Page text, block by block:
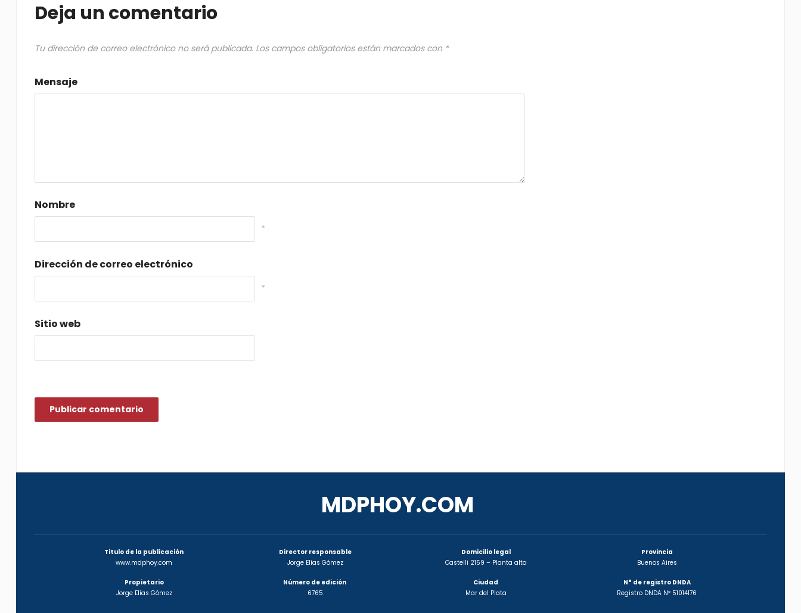
Deja un comentario
Tu dirección de correo electrónico no será publicada. Los campos obligatorios están marcados con *
Mensaje
Nombre
*
Dirección de correo electrónico
*
Sitio web
MDPHOY.COM
Titulo de la publicación
www.mdphoy.com
Propietario
Jorge Elías Gómez
Director responsable
Jorge Elías Gómez
Número de edición
6765
Domicilio legal
Castelli 2159 – Planta alta
Ciudad
Mar del Plata
Provincia
Buenos Aires
N° de registro DNDA
Registro DNDA Nº 51014176